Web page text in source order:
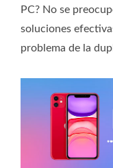
PC? No se
soluciones
problema de la